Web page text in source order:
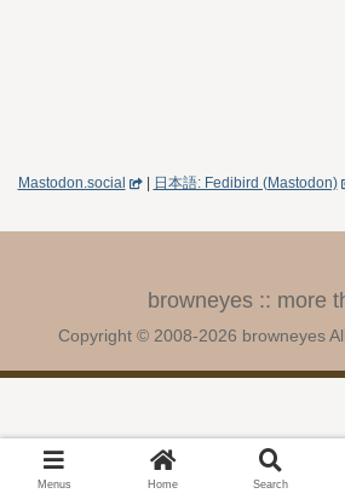
Mastodon.social | 日本語: Fedibird (Mastodon)
browneyes :: more
Copyright © 2008-2026 browneyes
Menus Home Search